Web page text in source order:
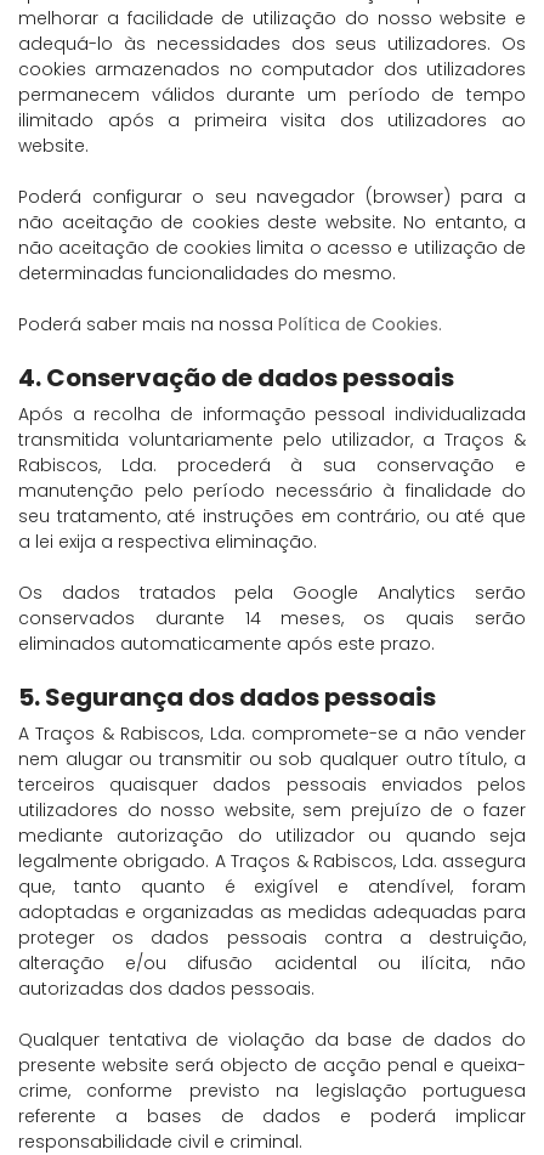
melhorar a facilidade de utilização do nosso website e
adequá-lo às necessidades dos seus utilizadores. Os
cookies armazenados no computador dos utilizadores
permanecem válidos durante um período de tempo
ilimitado após a primeira visita dos utilizadores ao
website.
Poderá configurar o seu navegador (browser) para a
não aceitação de cookies deste website. No entanto, a
não aceitação de cookies limita o acesso e utilização de
determinadas funcionalidades do mesmo.
Poderá saber mais na nossa Política de Cookies.
4. Conservação de dados pessoais
Após a recolha de informação pessoal individualizada
transmitida voluntariamente pelo utilizador, a Traços &
Rabiscos, Lda. procederá à sua conservação e
manutenção pelo período necessário à finalidade do
seu tratamento, até instruções em contrário, ou até que
a lei exija a respectiva eliminação.
Os dados tratados pela Google Analytics serão
conservados durante 14 meses, os quais serão
eliminados automaticamente após este prazo.
5. Segurança dos dados pessoais
A Traços & Rabiscos, Lda. compromete-se a não vender
nem alugar ou transmitir ou sob qualquer outro título, a
terceiros quaisquer dados pessoais enviados pelos
utilizadores do nosso website, sem prejuízo de o fazer
mediante autorização do utilizador ou quando seja
legalmente obrigado. A Traços & Rabiscos, Lda. assegura
que, tanto quanto é exigível e atendível, foram
adoptadas e organizadas as medidas adequadas para
proteger os dados pessoais contra a destruição,
alteração e/ou difusão acidental ou ilícita, não
autorizadas dos dados pessoais.
Qualquer tentativa de violação da base de dados do
presente website será objecto de acção penal e queixa-
crime, conforme previsto na legislação portuguesa
referente a bases de dados e poderá implicar
responsabilidade civil e criminal.